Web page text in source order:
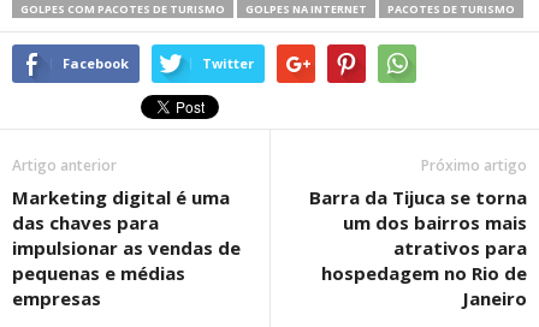
GOLPES COM PACOTES DE TURISMO
GOLPES NA INTERNET PACOTES DE TURISMO
Facebook Twitter
Artigo anterior
Marketing digital é uma
das chaves para
impulsionar as vendas de
pequenas e médias
empresas
Próximo artigo
Barra da Tijuca se torna
um dos bairros mais
atrativos para
hospedagem no Rio de
Janeiro